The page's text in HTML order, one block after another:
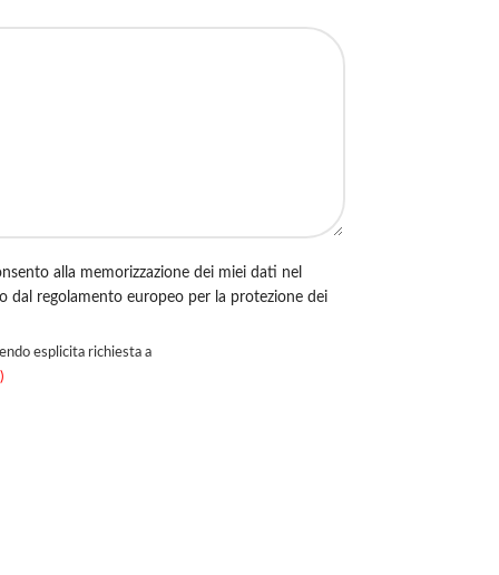
alla memorizzazione dei miei dati nel
dal regolamento europeo per la protezione dei
esplicita richiesta a